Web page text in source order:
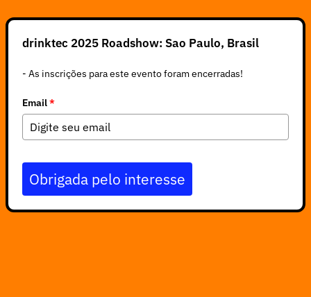
drinktec 2025 Roadshow: Sao Paulo, Brasil
- As inscrições para este evento foram encerradas!
Email*
Obrigada pelo interesse